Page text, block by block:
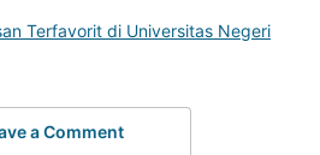
Terfavorit di Universitas Negeri
a Comment